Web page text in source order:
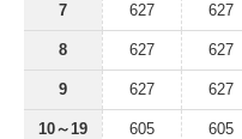
7 627 627
8 627 627
9 627 627
10～19 605 605